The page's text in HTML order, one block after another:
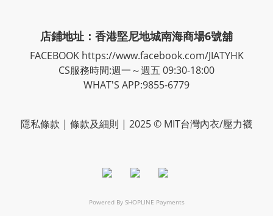
店鋪地址：香港堅尼地城南海商場6號舖
FACEBOOK https://www.facebook.com/JIATYHK
CS服務時間:週一～週五 09:30-18:00
WHAT'S APP:9855-6779
隱私條款 | 條款及細則 | 2025 © MIT台灣內衣/壓力襪
Powered By SHOPLINE Payments